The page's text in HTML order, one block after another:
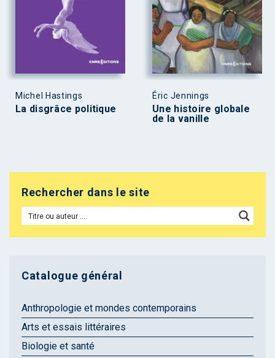
Michel Hastings
La disgrâce politique
Éric Jennings
Une histoire globale
de la vanille
Rechercher dans le site
Catalogue général
Anthropologie et mondes contemporains
Arts et essais littéraires
Biologie et santé